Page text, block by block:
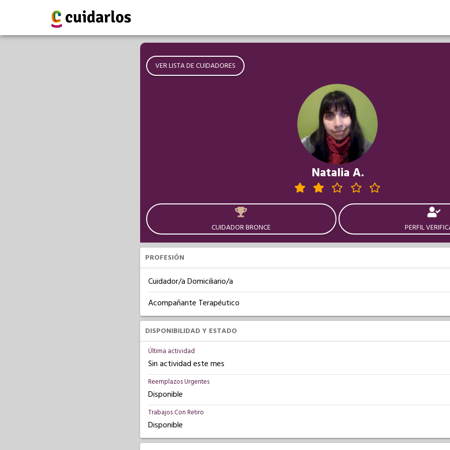
VER LISTA DE CUIDADORES
Natalia A.
CUIDADOR BRONCE PERFIL
PROFESIÓN
Cuidador/a Domiciliario/a
Acompañante Terapéutico
DISPONIBILIDAD Y ESTADO
Última actividad
Sin actividad este mes
Reemplazos Urgentes
Disponible
Trabajos Con Retiro
Disponible